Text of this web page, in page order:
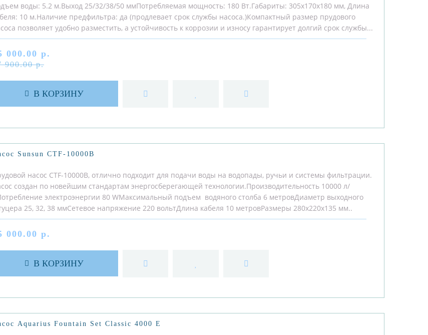
воды: 5.2 м.Выход 25/32/38/50 ммПотребляемая мощность: 180 Вт.Габариты: 305x170x180 мм, Длина
10 м.Наличие предфильтра: да (продлевает срок службы насоса.)Компактный размер прудового
позволяет удобно разместить, а устойчивость к коррозии и износу гарантирует долгий срок службы...
000.00 р.
900.00 р.
В КОРЗИНУ
Sunsun CTF-10000B
насос CTF-10000B, отлично подходит для подачи воды на водопады, ручьи и системы фильтрации.
создан по новейшим стандартам энергосберегающей технологии.Производительность 10000 л/
электроэнергии 80 WМаксимальный подъем водяного столба 6 метровДиаметр выходного
25, 32, 38 ммСетевое напряжение 220 вольтДлина кабеля 10 метровРазмеры 280х220х135 мм..
000.00 р.
В КОРЗИНУ
Aquarius Fountain Set Classic 4000 E